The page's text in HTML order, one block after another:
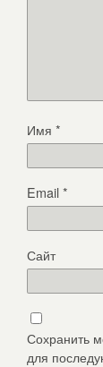
Имя *
Email*
Сайт
Сохранить
для